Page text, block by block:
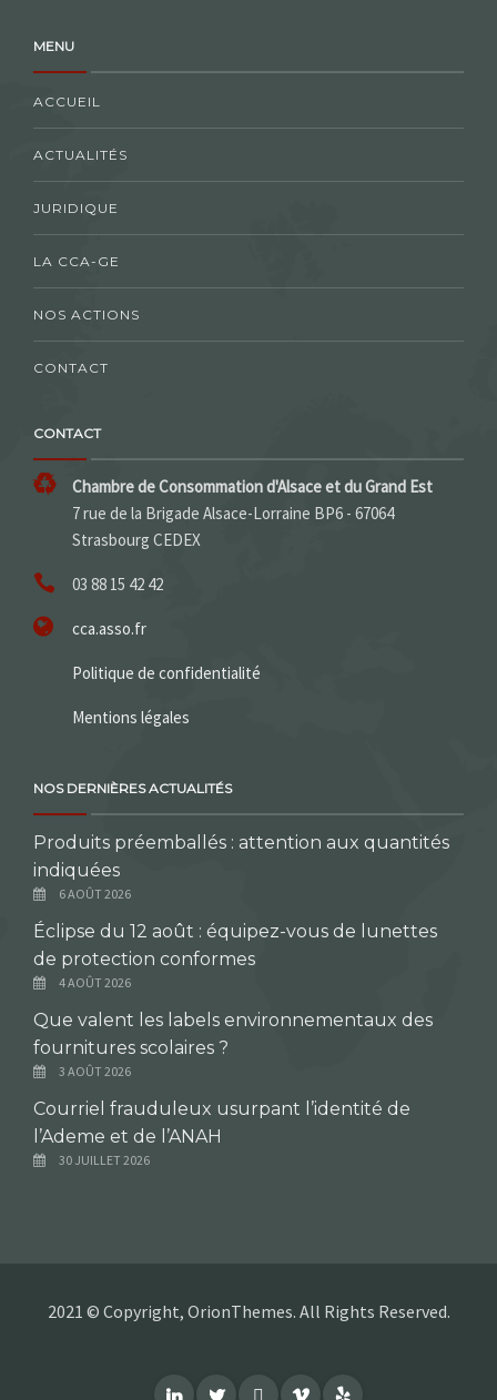
MENU
ACCUEIL
ACTUALITÉS
JURIDIQUE
LA CCA-GE
NOS ACTIONS
CONTACT
CONTACT
Chambre de Consommation d'Alsace et du Grand Est
7 rue de la Brigade Alsace-Lorraine BP6 - 67064
Strasbourg CEDEX
03 88 15 42 42
cca.asso.fr
Politique de confidentialité
Mentions légales
NOS DERNIÈRES ACTUALITÉS
Produits préemballés : attention aux quantités
indiquées
6 AOÛT 2026
Éclipse du 12 août : équipez-vous de lunettes
de protection conformes
4 AOÛT 2026
Que valent les labels environnementaux des
fournitures scolaires ?
3 AOÛT 2026
Courriel frauduleux usurpant l’identité de
l’Ademe et de l’ANAH
30 JUILLET 2026
2021 © Copyright, OrionThemes. All Rights Reserved.